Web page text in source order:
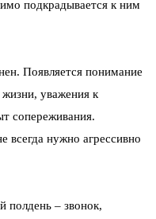
подкрадывается к ним
Появляется понимание
жизни, уважения к
сопереживания.
всегда нужно агрессивно
полдень – звонок,